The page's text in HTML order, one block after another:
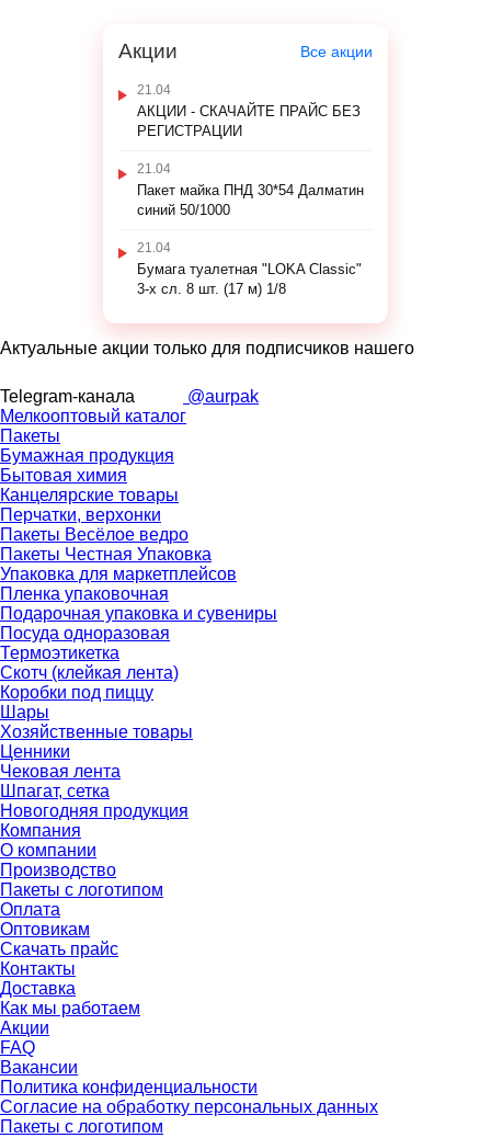
Акции Все акции
21.04
АКЦИИ - СКАЧАЙТЕ ПРАЙС БЕЗ
РЕГИСТРАЦИИ
21.04
Пакет майка ПНД 30*54 Далматин
синий 50/1000
21.04
Бумага туалетная "LOKA Classic"
3-х сл. 8 шт. (17 м) 1/8
Актуальные акции только для подписчиков нашего
Telegram-канала
@aurpak
Мелкооптовый каталог
Пакеты
Бумажная продукция
Бытовая химия
Канцелярские товары
Перчатки, верхонки
Пакеты Весёлое ведро
Пакеты Честная Упаковка
Упаковка для маркетплейсов
Пленка упаковочная
Подарочная упаковка и сувениры
Посуда одноразовая
Термоэтикетка
Скотч (клейкая лента)
Коробки под пиццу
Шары
Хозяйственные товары
Ценники
Чековая лента
Шпагат, сетка
Новогодняя продукция
Компания
О компании
Производство
Пакеты с логотипом
Оплата
Оптовикам
Скачать прайс
Контакты
Доставка
Как мы работаем
Акции
FAQ
Вакансии
Политика конфиденциальности
Согласие на обработку персональных данных
Пакеты с логотипом